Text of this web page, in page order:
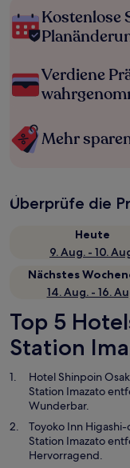
Kostenlose
Verdiene
Mehr
Überprüfe die
Heute
9. Aug. - 10.
Nächstes
14. Aug. - 16.
Top 5
Station
Hotel Shinpoin
Station Imazato
Wunderbar.
Toyoko Inn Higashi-
Station Imazato
Hervorragend.